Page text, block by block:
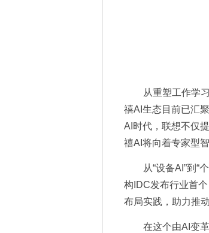
从重塑工作学
禧AI生态目前已汇
AI时代，联想不仅
禧AI将向着专家型
从“设备AI”到
构IDC发布行业首
布局实践，助力推
在这个由AI变